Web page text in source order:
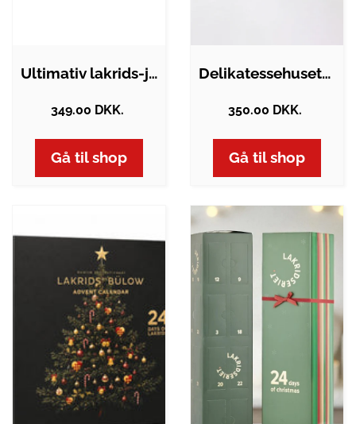
Ultimativ lakrids-julekalender 2025 fra…
349.00 DKK.
Gå til shop
Delikatessehusets julekalender - danske…
350.00 DKK.
Gå til shop